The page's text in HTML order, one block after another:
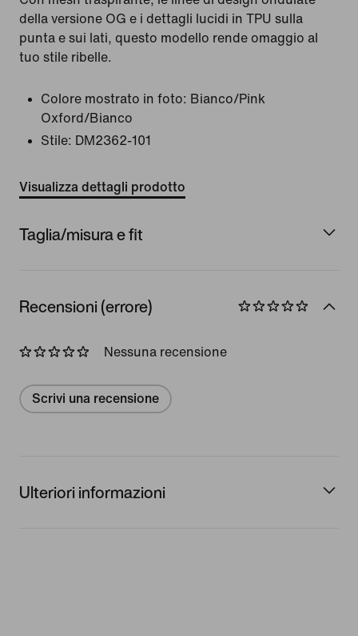
della versione OG e i dettagli lucidi in TPU sulla
punta e sui lati, questo modello rende omaggio al
tuo stile ribelle.
Colore mostrato in foto: Bianco/Pink
Oxford/Bianco
Stile: DM2362-101
Visualizza dettagli prodotto
Taglia/misura e fit
Recensioni (errore)
Nessuna recensione
Scrivi una recensione
Ulteriori informazioni